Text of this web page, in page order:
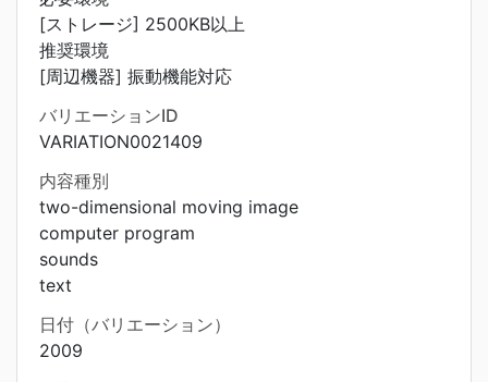
[ストレージ] 2500KB以上
推奨環境
[周辺機器] 振動機能対応
バリエーションID
VARIATION0021409
内容種別
two-dimensional moving image
computer program
sounds
text
日付（バリエーション）
2009